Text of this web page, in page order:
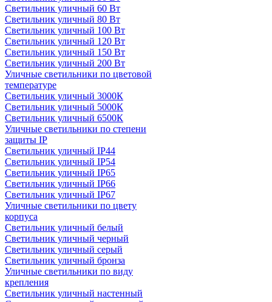
Светильник уличный 60 Вт
Светильник уличный 80 Вт
Светильник уличный 100 Вт
Светильник уличный 120 Вт
Светильник уличный 150 Вт
Светильник уличный 200 Вт
Уличные светильники по цветовой
температуре
Cветильник уличный 3000К
Cветильник уличный 5000К
Cветильник уличный 6500К
Уличные светильники по степени
защиты IP
Светильник уличный IP44
Светильник уличный IP54
Светильник уличный IP65
Светильник уличный IP66
Светильник уличный IP67
Уличные светильники по цвету
корпуса
Светильник уличный белый
Светильник уличный черный
Светильник уличный серый
Светильник уличный бронза
Уличные светильники по виду
крепления
Светильник уличный настенный